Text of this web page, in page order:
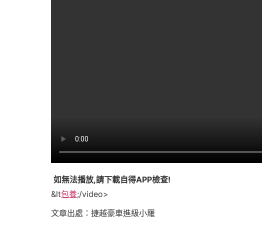
如無法播放,請下載自得APP檢查!
&lt包養;/video>
文章出處：捷越豪車進級小羅